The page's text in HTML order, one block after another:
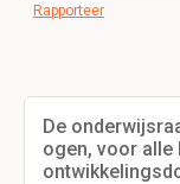
Rapporteer
De
ogen, voor